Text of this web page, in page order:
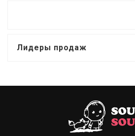
Лидеры продаж